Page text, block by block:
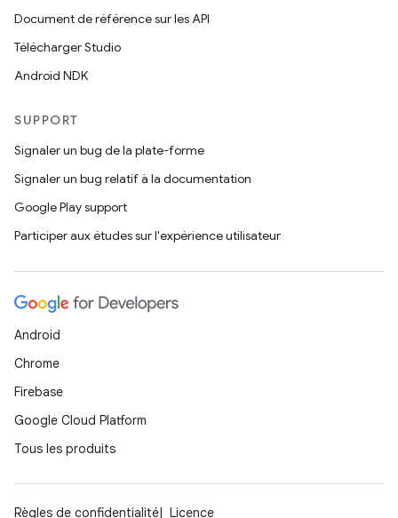
Document de référence sur les API
Télécharger Studio
Android NDK
SUPPORT
Signaler un bug de la plate-forme
Signaler un bug relatif à la documentation
Google Play support
Participer aux études sur l'expérience utilisateur
Android
Chrome
Firebase
Google Cloud Platform
Tous les produits
Règles de confidentialité Licence